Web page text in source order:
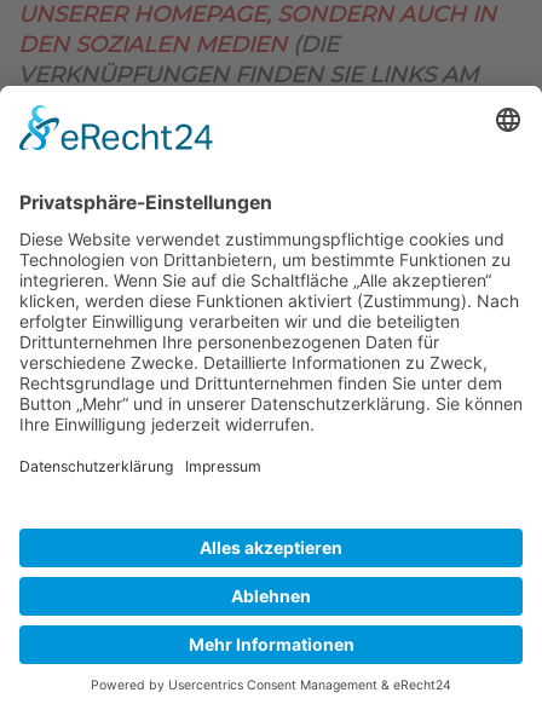
UNSERER HOMEPAGE, SONDERN AUCH IN
DEN SOZIALEN MEDIEN (DIE
VERKNÜPFUNGEN FINDEN SIE LINKS AM
OBEREN SEITENRAND)
BIENENZUCHTVEREIN SULZBACH-ROSENBERG
1871 E.V.
1. Vorsitzender
Matthias Bohmann
Siebeneichen 13
92237 Sulzbach-Rosenberg
E-Mail: vorstand@bienenzuchtverein-sulzbach-
Copyright © Bienenzuchtverein
Sulzbach-Rosenberg 1871 e.V.
Kontakt|Impressum|Datenschutzerklärung|
Cookie-Einstellungen